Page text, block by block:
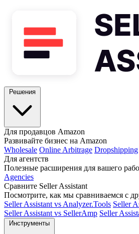
Для продавцов Amazon
Развивайте бизнес на Amazon
Wholesale Online Arbitrage Dropshipping
Для агентств
Полезные расширения для вашего
Agencies
Сравните Seller Assistant
Посмотрите, как мы сравниваемся с
Seller Assistant vs Analyzer.Tools Seller
Seller Assistant vs SellerAmp Seller